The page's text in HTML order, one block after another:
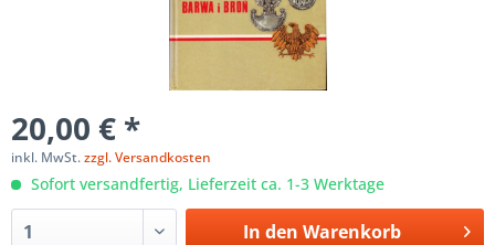
20,00 € *
inkl. MwSt.zzgl. Versandkosten
Sofort versandfertig, Lieferzeit ca. 1-3 Werktage
In den Warenkorb